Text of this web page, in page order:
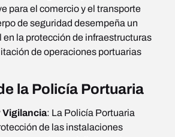
para el comercio y el transporte
de seguridad desempeña un
la protección de infraestructuras
de operaciones portuarias
la Policía Portuaria
Vigilancia: La Policía Portuaria
de las instalaciones